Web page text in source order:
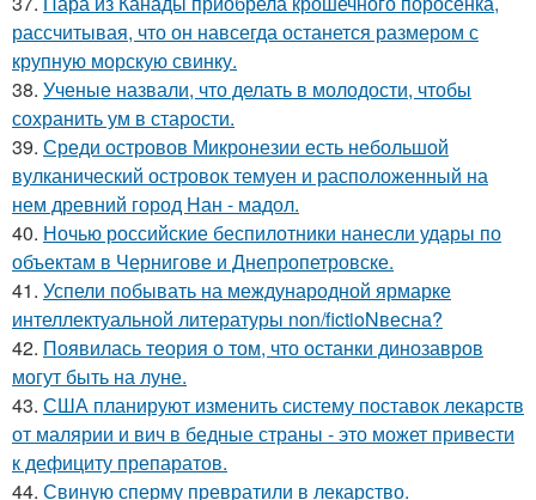
рассчитывая, что он навсегда останется размером с
крупную морскую свинку.
38. Ученые назвали, что делать в молодости, чтобы
сохранить ум в старости.
39. Среди островов Микронезии есть небольшой
вулканический островок темуен и расположенный на
нем древний город Нан - мадол.
40. Ночью российские беспилотники нанесли удары по
объектам в Чернигове и Днепропетровске.
41. Успели побывать на международной ярмарке
интеллектуальной литературы non/fictioNвесна?
42. Появилась теория о том, что останки динозавров
могут быть на луне.
43. США планируют изменить систему поставок лекарств
от малярии и вич в бедные страны - это может привести
к дефициту препаратов.
44. Свиную сперму превратили в лекарство.